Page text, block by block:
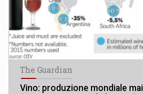
The Guardian
Vino: produzione mondiale